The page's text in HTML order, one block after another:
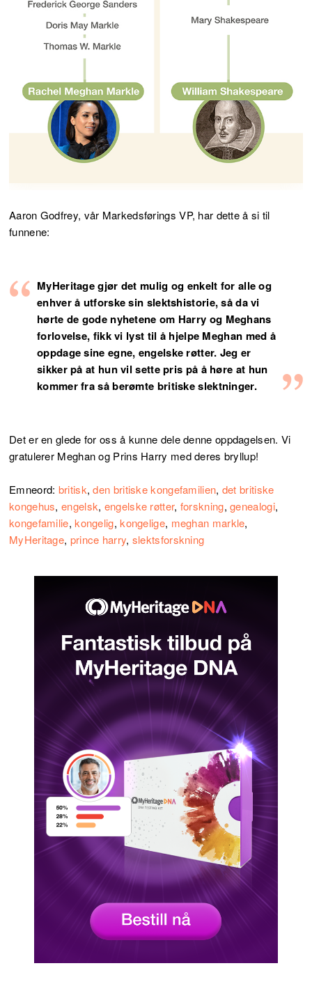
Aaron Godfrey, vår Markedsførings VP, har dette å si til
funnene:
MyHeritage gjør det mulig og enkelt for alle og
enhver å utforske sin slektshistorie, så da vi
hørte de gode nyhetene om Harry og Meghans
forlovelse, fikk vi lyst til å hjelpe Meghan med å
oppdage sine egne, engelske røtter. Jeg er
sikker på at hun vil sette pris på å høre at hun
kommer fra så berømte britiske slektninger.
Det er en glede for oss å kunne dele denne oppdagelsen. Vi
gratulerer Meghan og Prins Harry med deres bryllup!
Emneord: britisk,den britiske kongefamilien, det britiske
kongehus,engelsk, engelske røtter, forskning,genealogi,
kongefamilie,kongelig,kongelige, meghan markle,
MyHeritage, prince harry, slektsforskning